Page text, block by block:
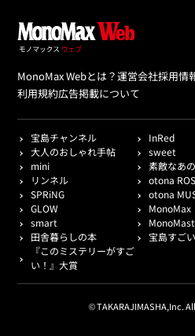
MonoMax Webとは？運営会社採用情
利用規約広告掲載について
宝島チャンネル
InRed
大人のおしゃれ手帖
sweet
mini
素敵なあ
リンネル
otona
SPRiNG
otona
GLOW
MonoMax
smart
田舎暮らしの本
宝島すご
『このミステリーがすご
い！』大賞
© TAKARAJIMASHA,Inc.